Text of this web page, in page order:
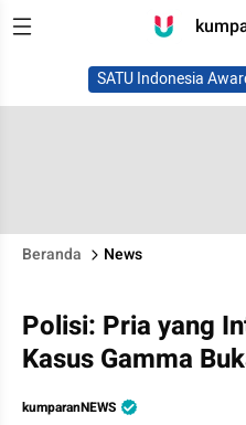
SATU Indonesia
Beranda News
Polisi: Pria yang
Kasus Gamma
kumparanNEWS